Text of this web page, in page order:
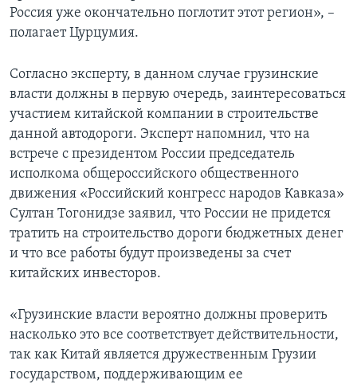
Россия уже окончательно поглотит этот регион», –
полагает Цурцумия.
Согласно эксперту, в данном случае грузинские
власти должны в первую очередь, заинтересоваться
участием китайской компании в строительстве
данной автодороги. Эксперт напомнил, что на
встрече с президентом России председатель
исполкома общероссийского общественного
движения «Российский конгресс народов Кавказа»
Султан Тогонидзе заявил, что России не придется
тратить на строительство дороги бюджетных денег
и что все работы будут произведены за счет
китайских инвесторов.
«Грузинские власти вероятно должны проверить
насколько это все соответствует действительности,
так как Китай является дружественным Грузии
государством, поддерживающим ее